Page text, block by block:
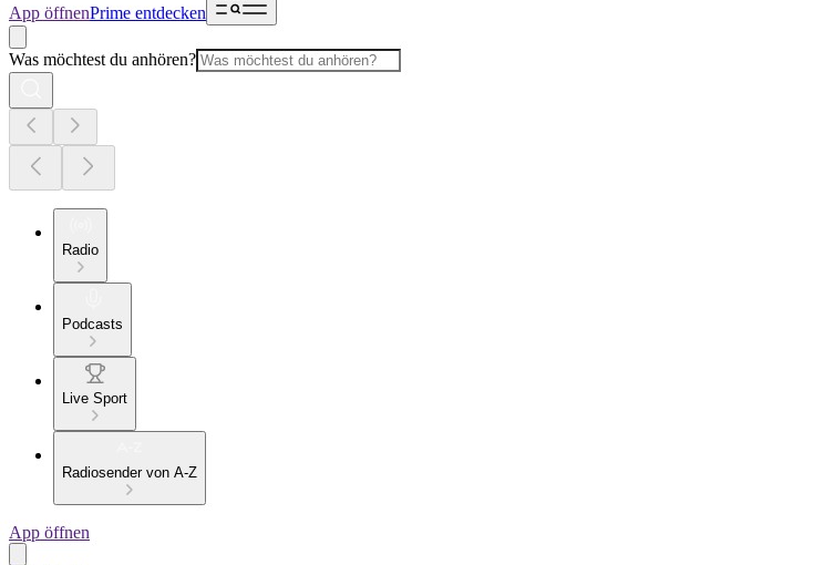
App öffnenPrime entdecken
Was möchtest du anhören?
Radio
Podcasts
Live Sport
Radiosender von A-Z
App öffnen